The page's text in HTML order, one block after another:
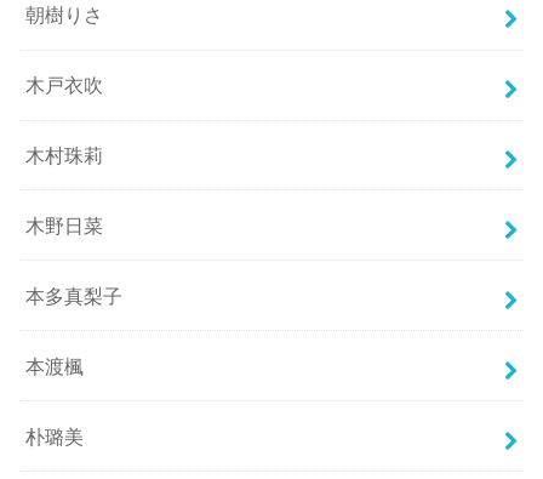
朝樹りさ
木戸衣吹
木村珠莉
木野日菜
本多真梨子
本渡楓
朴璐美